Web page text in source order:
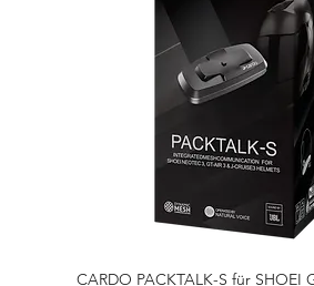
CARDO PACKTALK-S für SHOEI